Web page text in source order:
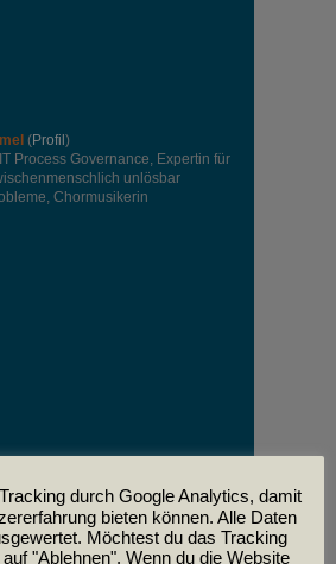
(Profil )
Process Governance, Expertin für
unlösbar
Chormusikerin
durch Google Analytics, damit
bieten können. Alle Daten
Möchtest du das Tracking
"Ablehnen". Wenn du die Website